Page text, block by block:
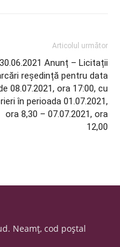
Articolul următor
30.06.2021 Anunț – Licitații
reședință pentru data
08.07.2021, ora 17:00, cu
în perioada 01.07.2021,
ora 8,30 – 07.07.2021, ora
12,00
Neamţ, cod poştal